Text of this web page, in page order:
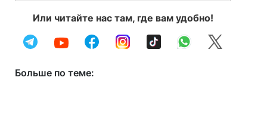
Или читайте нас там, где вам удобно!
Больше по теме: